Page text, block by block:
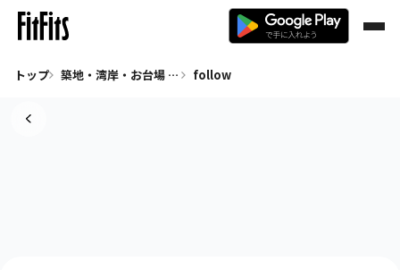
トップ 築地・湾岸・お台場 全て follow